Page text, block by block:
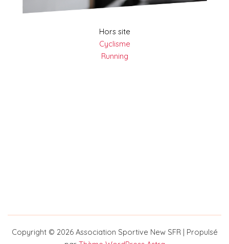
Hors site
Cyclisme
Running
Copyright © 2026 Association Sportive New SFR | Propulsé